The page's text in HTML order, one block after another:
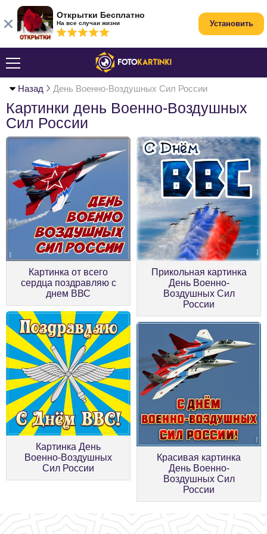
Назад День Военно-Воздушных Сил России
Картинки день Военно-Воздушных
Сил России
Картинка от всего
сердца поздравляю с
днем ВВС
Прикольная картинка
День Военно-
Воздушных Сил
России
Картинка День
Военно-Воздушных
Сил России
Красивая картинка
День Военно-
Воздушных Сил
России
Открытки Бесплатно
На все случаи жизни Установить